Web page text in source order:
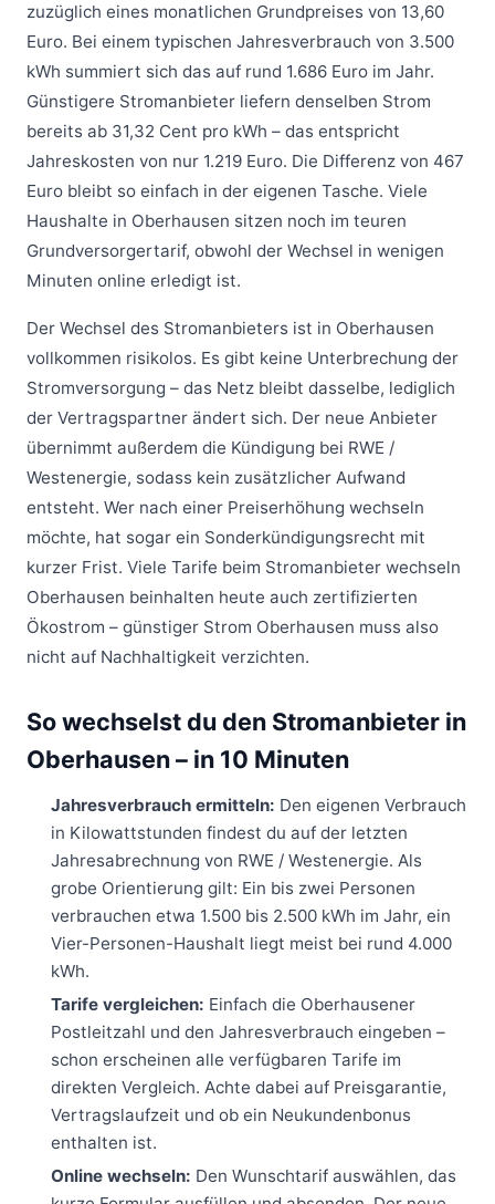
zuzüglich eines monatlichen Grundpreises von 13,60
Euro. Bei einem typischen Jahresverbrauch von 3.500
kWh summiert sich das auf rund 1.686 Euro im Jahr.
Günstigere Stromanbieter liefern denselben Strom
bereits ab 31,32 Cent pro kWh – das entspricht
Jahreskosten von nur 1.219 Euro. Die Differenz von 467
Euro bleibt so einfach in der eigenen Tasche. Viele
Haushalte in Oberhausen sitzen noch im teuren
Grundversorgertarif, obwohl der Wechsel in wenigen
Minuten online erledigt ist.
Der Wechsel des Stromanbieters ist in Oberhausen
vollkommen risikolos. Es gibt keine Unterbrechung der
Stromversorgung – das Netz bleibt dasselbe, lediglich
der Vertragspartner ändert sich. Der neue Anbieter
übernimmt außerdem die Kündigung bei RWE /
Westenergie, sodass kein zusätzlicher Aufwand
entsteht. Wer nach einer Preiserhöhung wechseln
möchte, hat sogar ein Sonderkündigungsrecht mit
kurzer Frist. Viele Tarife beim Stromanbieter wechseln
Oberhausen beinhalten heute auch zertifizierten
Ökostrom – günstiger Strom Oberhausen muss also
nicht auf Nachhaltigkeit verzichten.
So wechselst du den Stromanbieter in
Oberhausen – in 10 Minuten
Jahresverbrauch ermitteln: Den eigenen Verbrauch
in Kilowattstunden findest du auf der letzten
Jahresabrechnung von RWE / Westenergie. Als
grobe Orientierung gilt: Ein bis zwei Personen
verbrauchen etwa 1.500 bis 2.500 kWh im Jahr, ein
Vier-Personen-Haushalt liegt meist bei rund 4.000
kWh.
Tarife vergleichen: Einfach die Oberhausener
Postleitzahl und den Jahresverbrauch eingeben –
schon erscheinen alle verfügbaren Tarife im
direkten Vergleich. Achte dabei auf Preisgarantie,
Vertragslaufzeit und ob ein Neukundenbonus
enthalten ist.
Online wechseln: Den Wunschtarif auswählen, das